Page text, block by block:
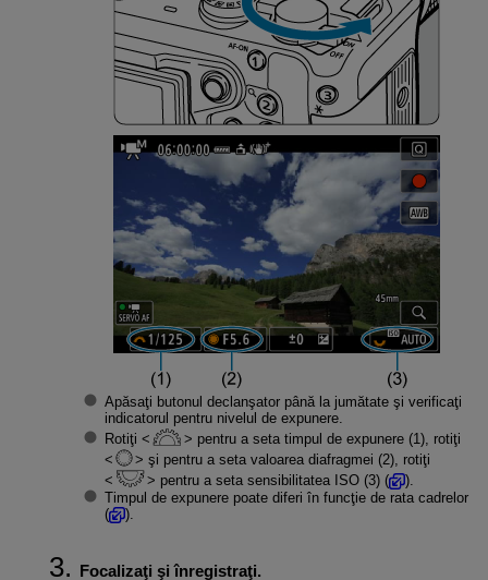
Apăsaţi butonul declanşator până la jumătate şi verificaţi
indicatorul pentru nivelul de expunere.
Rotiţi
pentru a seta timpul de expunere (1), rotiţi
şi pentru a seta valoarea diafragmei (2), rotiţi
pentru a seta sensibilitatea ISO (3) (
).
Timpul de expunere poate diferi în funcţie de rata cadrelor
(
).
Focalizaţi şi înregistraţi.